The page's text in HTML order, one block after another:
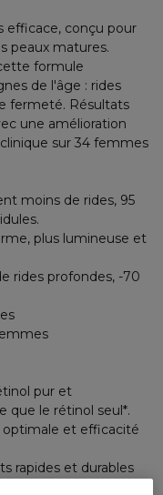
efficace, conçu pour
peaux matures.
formule
de l'âge : rides
fermeté. Résultats
une amélioration
sur 34 femmes
moins de rides, 95
plus lumineuse et
rides profondes, -70
pur et
que le rétinol seul*.
optimale et efficacité
rapides et durables